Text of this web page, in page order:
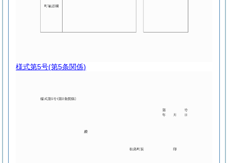
様式第5号(第5条関係)